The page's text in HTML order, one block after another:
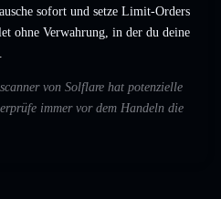
sofort und setze Limit-Orders
ohne Verwahrung, in der du deine
von Solflare hat potenzielle
immer vor dem Handeln die